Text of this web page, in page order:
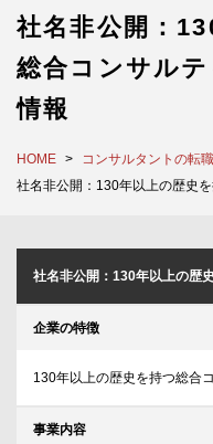
社名非公開：
総合コンサル
情報
HOME
コンサルタントの転
社名非公開：130年以上の歴史
社名非公開：130年以上の歴
企業の特徴
130年以上の歴史を持つ総合
事業内容